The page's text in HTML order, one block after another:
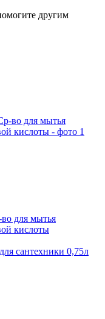
другим
для мытья
кислоты